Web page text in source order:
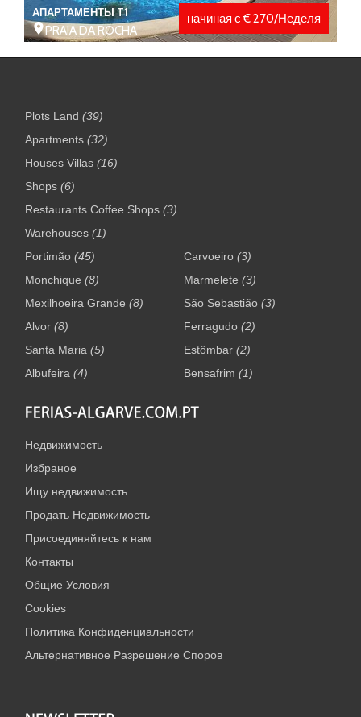
АПАРТАМЕНТЫ T1
PRAIA DA ROCHA
начиная с € 270/Неделя
Plots Land(39)
Apartments(32)
Houses Villas(16)
Shops(6)
Restaurants Coffee Shops(3)
Warehouses(1)
Portimão(45)
Monchique(8)
Mexilhoeira Grande(8)
Alvor(8)
Santa Maria(5)
Albufeira(4)
Carvoeiro(3)
Marmelete(3)
São Sebastião(3)
Ferragudo(2)
Estômbar(2)
Bensafrim(1)
Недвижимость
Избраное
Ищу недвижимость
Продать Недвижимость
Присоединяйтесь к нам
Контакты
Общие Условия
Cookies
Политика Конфиденциальности
Альтернативное Разрешение Споров